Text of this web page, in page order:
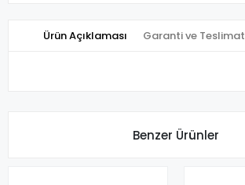
Ürün Açıklaması Garanti ve Teslimat
Benzer Ürünler